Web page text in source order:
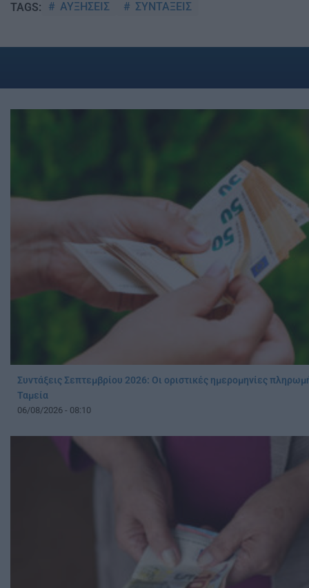
TAGS: ΑΥΞΗΣΕΙΣ ΣΥΝΤΑΞΕΙΣ
Συντάξεις Σεπτεμβρίου 2026: Οι οριστικές ημερομηνίες
Ταμεία
06/08/2026 - 08:10